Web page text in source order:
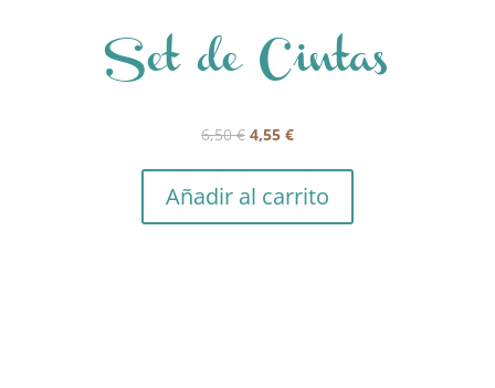
Set de Cintas
6,50€ El
original
era:
4,55 €El
actual
es:
Añadir al carrito